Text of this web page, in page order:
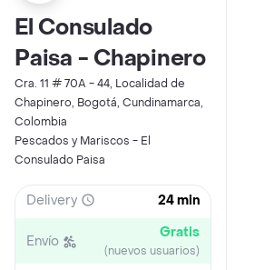
El Consulado
Paisa - Chapinero
Cra. 11 # 70A - 44, Localidad de
Chapinero, Bogotá, Cundinamarca,
Colombia
Pescados y Mariscos - El
Consulado Paisa
Delivery 24 min
Envío Gratis
(nuevos usuarios)